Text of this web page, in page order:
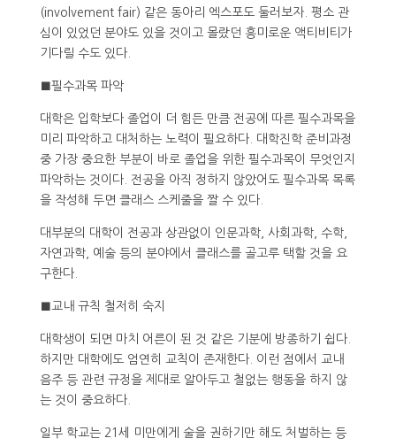
(involvement fair) 같은 동아리 엑스포도 둘러보자. 평소 관
심이 있었던 분야도 있을 것이고 몰랐던 흥미로운 액티비티가
기다릴 수도 있다.
■필수과목 파악
대학은 입학보다 졸업이 더 힘든 만큼 전공에 따른 필수과목을
미리 파악하고 대처하는 노력이 필요하다. 대학진학 준비과정
중 가장 중요한 부분이 바로 졸업을 위한 필수과목이 무엇인지
파악하는 것이다. 전공을 아직 정하지 않았어도 필수과목 목록
을 작성해 두면 클래스 스케줄을 짤 수 있다.
대부분의 대학이 전공과 상관없이 인문과학, 사회과학, 수학,
자연과학, 예술 등의 분야에서 클래스를 골고루 택할 것을 요
구한다.
■교내 규칙 철저히 숙지
대학생이 되면 마치 어른이 된 것 같은 기분에 방종하기 쉽다.
하지만 대학에도 엄연히 교칙이 존재한다. 이런 점에서 교내
음주 등 관련 규정을 제대로 알아두고 철없는 행동을 하지 않
는 것이 중요하다.
일부 학교는 21세 미만에게 술을 권하기만 해도 처벌하는 등